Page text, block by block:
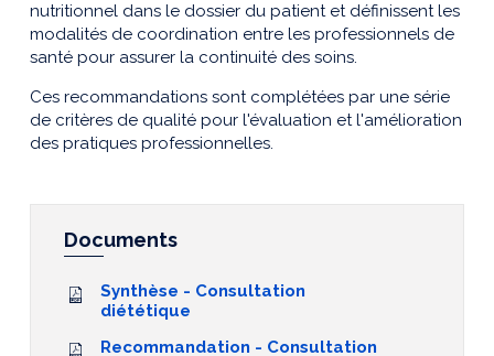
nutritionnel dans le dossier du patient et définissent les
modalités de coordination entre les professionnels de
santé pour assurer la continuité des soins.
Ces recommandations sont complétées par une série
de critères de qualité pour l'évaluation et l'amélioration
des pratiques professionnelles.
Documents
Synthèse - Consultation
diététique
Recommandation - Consultation